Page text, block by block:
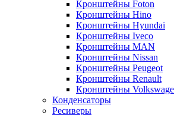
Кронштейны Foton
Кронштейны Hino
Кронштейны Hyundai
Кронштейны Iveco
Кронштейны MAN
Кронштейны Nissan
Кронштейны Peugeot
Кронштейны Renault
Кронштейны
Конденсаторы
Ресиверы